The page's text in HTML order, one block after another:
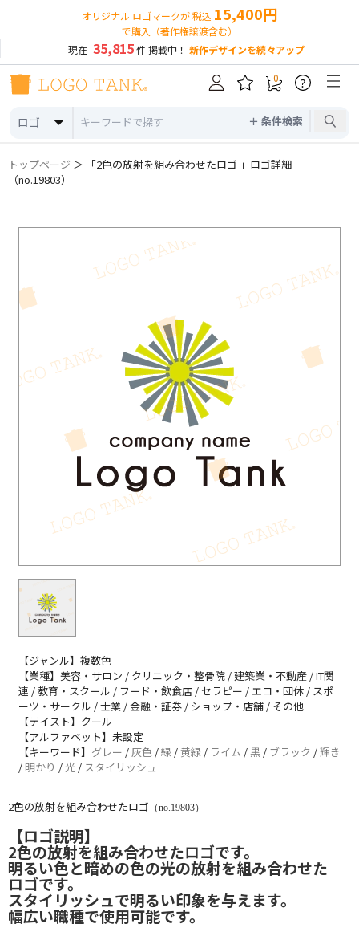
オリジナル ロゴマークが 税込 15,400円
で購入（著作権譲渡含む）
現在 35,815件 掲載中！ 新作デザインを続々アップ
ロゴ ＋ 条件検索
0 ?
トップページ ＞ 「2色の放射を組み合わせたロゴ 」ロゴ詳細
（no.19803）
【ジャンル】複数色
【業種】美容・サロン / クリニック・整骨院 / 建築業・不動産 / IT関
連 / 教育・スクール / フード・飲食店 / セラピー / エコ・団体 / スポ
ーツ・サークル / 士業 / 金融・証券 / ショップ・店舗 / その他
【テイスト】クール
【アルファベット】未設定
【キーワード】 グレー /灰色 /緑 /黄緑 / ライム /黒 / ブラック /輝き
/ 明かり /光 / スタイリッシュ
2色の放射を組み合わせたロゴ （no.19803）
【ロゴ説明】
2色の放射を組み合わせたロゴです。
明るい色と暗めの色の光の放射を組み合わせた
ロゴです。
スタイリッシュで明るい印象を与えます。
幅広い職種で使用可能です。